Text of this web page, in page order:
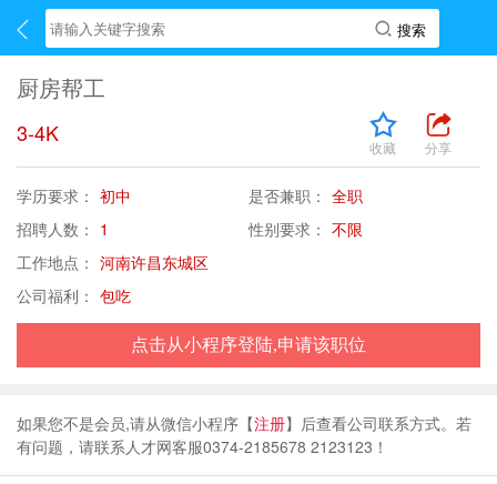
厨房帮工
3-4K
收藏 分享
学历要求： 初中 是否兼职： 全职
招聘人数： 1 性别要求： 不限
工作地点： 河南许昌东城区
公司福利： 包吃
点击从小程序登陆,申请该职位
如果您不是会员,请从微信小程序【注册】后查看公司联系方式。若
有问题，请联系人才网客服0374-2185678 2123123！